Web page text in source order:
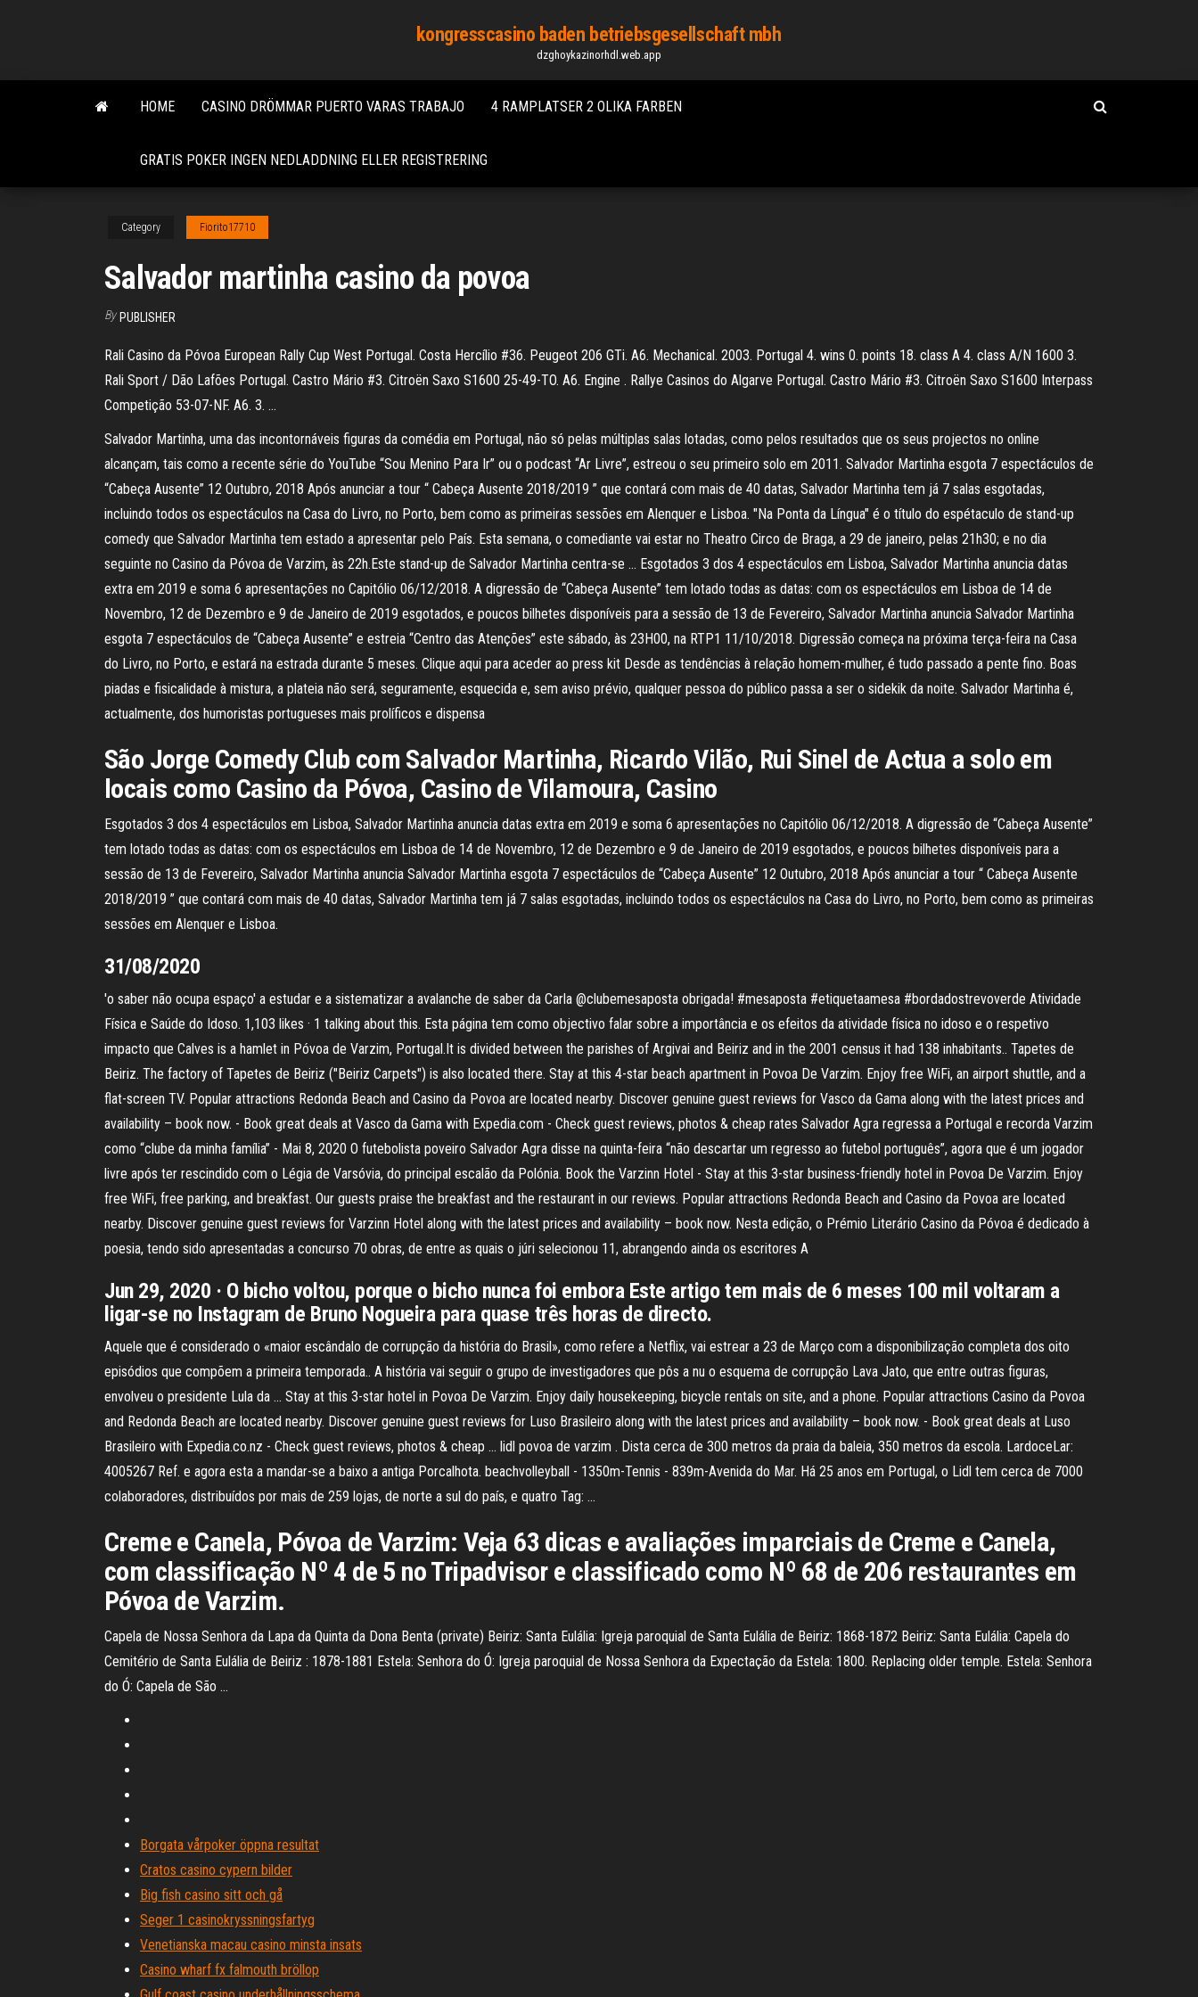
content
kongresscasino baden betriebsgesellschaft mbh
dzghoykazinorhdl.web.app
HOME CASINO DRÖMMAR PUERTO VARAS TRABAJO 4 RAMPLATSER 2 OLIKA FARBEN
GRATIS POKER INGEN NEDLADDNING ELLER REGISTRERING
Category Fiorito17710
Salvador martinha casino da povoa
By PUBLISHER
Rali Casino da Póvoa European Rally Cup West Portugal. Costa Hercílio #36. Peugeot 206 GTi. A6. Mechanical. 2003. Portugal 4. wins 0. points 18. class A 4. class A/N 1600 3.
Rali Sport / Dão Lafões Portugal. Castro Mário #3. Citroën Saxo S1600 25-49-TO. A6. Engine . Rallye Casinos do Algarve Portugal. Castro Mário #3. Citroën Saxo S1600 Interpass
Competição 53-07-NF. A6. 3. …
Salvador Martinha, uma das incontornáveis figuras da comédia em Portugal, não só pelas múltiplas salas lotadas, como pelos resultados que os seus projectos no online
alcançam, tais como a recente série do YouTube “Sou Menino Para Ir” ou o podcast “Ar Livre”, estreou o seu primeiro solo em 2011. Salvador Martinha esgota 7 espectáculos de
“Cabeça Ausente” 12 Outubro, 2018 Após anunciar a tour “ Cabeça Ausente 2018/2019 ” que contará com mais de 40 datas, Salvador Martinha tem já 7 salas esgotadas,
incluindo todos os espectáculos na Casa do Livro, no Porto, bem como as primeiras sessões em Alenquer e Lisboa. "Na Ponta da Língua" é o título do espétaculo de stand-up
comedy que Salvador Martinha tem estado a apresentar pelo País. Esta semana, o comediante vai estar no Theatro Circo de Braga, a 29 de janeiro, pelas 21h30; e no dia
seguinte no Casino da Póvoa de Varzim, às 22h.Este stand-up de Salvador Martinha centra-se … Esgotados 3 dos 4 espectáculos em Lisboa, Salvador Martinha anuncia datas
extra em 2019 e soma 6 apresentações no Capitólio 06/12/2018. A digressão de “Cabeça Ausente” tem lotado todas as datas: com os espectáculos em Lisboa de 14 de
Novembro, 12 de Dezembro e 9 de Janeiro de 2019 esgotados, e poucos bilhetes disponíveis para a sessão de 13 de Fevereiro, Salvador Martinha anuncia Salvador Martinha
esgota 7 espectáculos de “Cabeça Ausente” e estreia “Centro das Atenções” este sábado, às 23H00, na RTP1 11/10/2018. Digressão começa na próxima terça-feira na Casa
do Livro, no Porto, e estará na estrada durante 5 meses. Clique aqui para aceder ao press kit Desde as tendências à relação homem-mulher, é tudo passado a pente fino. Boas
piadas e fisicalidade à mistura, a plateia não será, seguramente, esquecida e, sem aviso prévio, qualquer pessoa do público passa a ser o sidekik da noite. Salvador Martinha é,
actualmente, dos humoristas portugueses mais prolíficos e dispensa
São Jorge Comedy Club com Salvador Martinha, Ricardo Vilão, Rui Sinel de Actua a solo em
locais como Casino da Póvoa, Casino de Vilamoura, Casino
Esgotados 3 dos 4 espectáculos em Lisboa, Salvador Martinha anuncia datas extra em 2019 e soma 6 apresentações no Capitólio 06/12/2018. A digressão de “Cabeça Ausente”
tem lotado todas as datas: com os espectáculos em Lisboa de 14 de Novembro, 12 de Dezembro e 9 de Janeiro de 2019 esgotados, e poucos bilhetes disponíveis para a
sessão de 13 de Fevereiro, Salvador Martinha anuncia Salvador Martinha esgota 7 espectáculos de “Cabeça Ausente” 12 Outubro, 2018 Após anunciar a tour “ Cabeça Ausente
2018/2019 ” que contará com mais de 40 datas, Salvador Martinha tem já 7 salas esgotadas, incluindo todos os espectáculos na Casa do Livro, no Porto, bem como as primeiras
sessões em Alenquer e Lisboa.
31/08/2020
'o saber não ocupa espaço' a estudar e a sistematizar a avalanche de saber da Carla @clubemesaposta obrigada! #mesaposta #etiquetaamesa #bordadostrevoverde Atividade
Física e Saúde do Idoso. 1,103 likes · 1 talking about this. Esta página tem como objectivo falar sobre a importância e os efeitos da atividade física no idoso e o respetivo
impacto que Calves is a hamlet in Póvoa de Varzim, Portugal.It is divided between the parishes of Argivai and Beiriz and in the 2001 census it had 138 inhabitants.. Tapetes de
Beiriz. The factory of Tapetes de Beiriz ("Beiriz Carpets") is also located there. Stay at this 4-star beach apartment in Povoa De Varzim. Enjoy free WiFi, an airport shuttle, and a
flat-screen TV. Popular attractions Redonda Beach and Casino da Povoa are located nearby. Discover genuine guest reviews for Vasco da Gama along with the latest prices and
availability – book now. - Book great deals at Vasco da Gama with Expedia.com - Check guest reviews, photos & cheap rates Salvador Agra regressa a Portugal e recorda Varzim
como “clube da minha família” - Mai 8, 2020 O futebolista poveiro Salvador Agra disse na quinta-feira “não descartar um regresso ao futebol português”, agora que é um jogador
livre após ter rescindido com o Légia de Varsóvia, do principal escalão da Polónia. Book the Varzinn Hotel - Stay at this 3-star business-friendly hotel in Povoa De Varzim. Enjoy
free WiFi, free parking, and breakfast. Our guests praise the breakfast and the restaurant in our reviews. Popular attractions Redonda Beach and Casino da Povoa are located
nearby. Discover genuine guest reviews for Varzinn Hotel along with the latest prices and availability – book now. Nesta edição, o Prémio Literário Casino da Póvoa é dedicado à
poesia, tendo sido apresentadas a concurso 70 obras, de entre as quais o júri selecionou 11, abrangendo ainda os escritores A
Jun 29, 2020 · O bicho voltou, porque o bicho nunca foi embora Este artigo tem mais de 6 meses 100 mil voltaram a
ligar-se no Instagram de Bruno Nogueira para quase três horas de directo.
Aquele que é considerado o «maior escândalo de corrupção da história do Brasil», como refere a Netflix, vai estrear a 23 de Março com a disponibilização completa dos oito
episódios que compõem a primeira temporada.. A história vai seguir o grupo de investigadores que pôs a nu o esquema de corrupção Lava Jato, que entre outras figuras,
envolveu o presidente Lula da … Stay at this 3-star hotel in Povoa De Varzim. Enjoy daily housekeeping, bicycle rentals on site, and a phone. Popular attractions Casino da Povoa
and Redonda Beach are located nearby. Discover genuine guest reviews for Luso Brasileiro along with the latest prices and availability – book now. - Book great deals at Luso
Brasileiro with Expedia.co.nz - Check guest reviews, photos & cheap … lidl povoa de varzim . Dista cerca de 300 metros da praia da baleia, 350 metros da escola. LardoceLar:
4005267 Ref. e agora esta a mandar-se a baixo a antiga Porcalhota. beachvolleyball - 1350m-Tennis - 839m-Avenida do Mar. Há 25 anos em Portugal, o Lidl tem cerca de 7000
colaboradores, distribuídos por mais de 259 lojas, de norte a sul do país, e quatro Tag: …
Creme e Canela, Póvoa de Varzim: Veja 63 dicas e avaliações imparciais de Creme e Canela,
com classificação Nº 4 de 5 no Tripadvisor e classificado como Nº 68 de 206 restaurantes em
Póvoa de Varzim.
Capela de Nossa Senhora da Lapa da Quinta da Dona Benta (private) Beiriz: Santa Eulália: Igreja paroquial de Santa Eulália de Beiriz: 1868-1872 Beiriz: Santa Eulália: Capela do
Cemitério de Santa Eulália de Beiriz : 1878-1881 Estela: Senhora do Ó: Igreja paroquial de Nossa Senhora da Expectação da Estela: 1800. Replacing older temple. Estela: Senhora
do Ó: Capela de São …
Borgata vårpoker öppna resultat
Cratos casino cypern bilder
Big fish casino sitt och gå
Seger 1 casinokryssningsfartyg
Venetianska macau casino minsta insats
Casino wharf fx falmouth bröllop